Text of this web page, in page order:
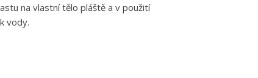
na vlastní tělo pláště a v použití
vody.